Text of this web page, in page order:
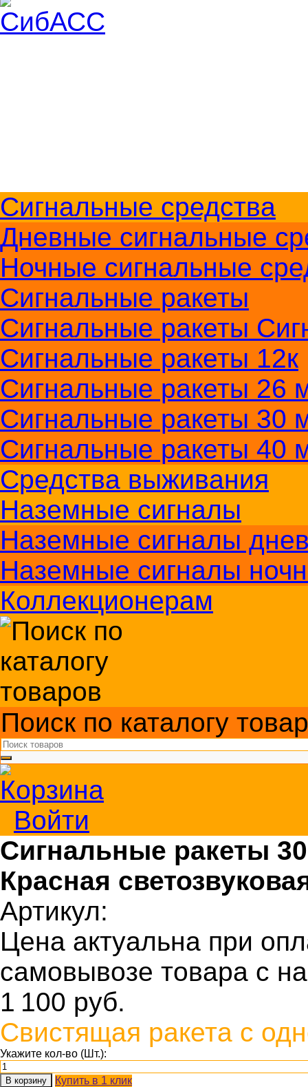
Сигнальные средства
Дневные сигнальные
Ночные сигнальные
Сигнальные ракеты
Сигнальные ракеты
Сигнальные ракеты 12к
Сигнальные ракеты 26
Сигнальные ракеты 30
Сигнальные ракеты 40
Средства выживания
Наземные сигналы
Наземные сигналы
Наземные сигналы
Коллекционерам
Поиск по каталогу
Войти
Сигнальные ракеты
Красная
Артикул:
Цена актуальна при
самовывозе товара с
1 100 руб.
Свистящая ракета с
Укажите кол-во (Шт.):
В корзину Купить в 1 клик